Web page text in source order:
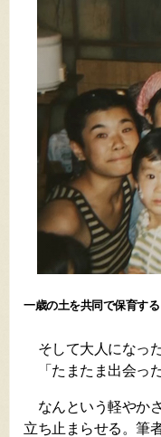
一歳の土を共同で保育す
そして大人になっ
「たまたま出会っ
なんという軽やか
立ち止まらせる。筆